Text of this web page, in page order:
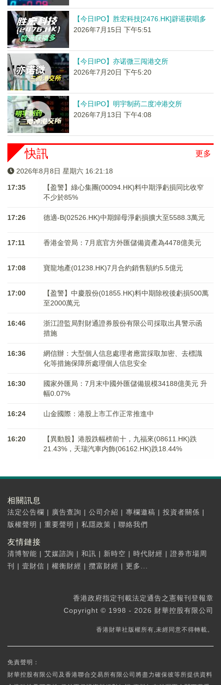
【今日IPO】胜宏科技[2476.HK]辟谣获唱多
2026年7月15日 下午5:51
【今日IPO】亦诺微三闯港交所
2026年7月20日 下午5:20
【今日IPO】明宇制药二度冲港交所
2026年7月13日 下午4:08
更多
快訊
2026年8月8日 星期六 16:21:18
17:35
【盈警】綠心集團(00094.HK)料中期淨虧損同比收窄
不少於85%
17:26 德適-B(02526.HK)中期歸母淨虧損擴大至5588.3萬元
17:11 香港金管局：7月底官方外匯儲備資產為4478億美元
17:08 寶龍地產(01238.HK)7月合約銷售額約5.5億元
17:00
【盈警】中慶股份(01855.HK)料中期除稅後虧損500萬
至2000萬元
16:46
浙江證監局對財通證券股份有限公司採取出具警示函
措施
16:36
網信辦：大型個人信息處理者應當採取加密、去標識
化等措施保障所處理個人信息安全
16:30
國家外匯局：7月末中國外匯儲備規模34188億美元 升
幅0.07%
16:24 山金國際：港股上市工作正常推進中
16:20
【異動股】港股跌幅榜前十，九福來(08611.HK)跌
21.43%，天瑞汽車内飾(06162.HK)跌18.44%
相關訊息
法定公告欄 | 廣告查詢 | 公司介紹 | 專欄邀稿 | 投資者關係 |
版權聲明 | 重要聲明 | 私隱政策 | 聯絡我們
友情鏈接
清博智能 | 艾媒諮詢 | 和訊 | 新時空 | 時代財經 | 證券市場周
刊
| 壹財信 | 權衡財經 | 攬富財經 | 更多...
香港政府指定刊載法定通告之憲報刊登報章
Copyright © 1998 - 2026 財華控股有限公司
香港財華社版權所有,未經同意不得轉載。
免責聲明：
財華控股有限公司及香港聯合交易所有限公司將盡力確保彼等所提供資料